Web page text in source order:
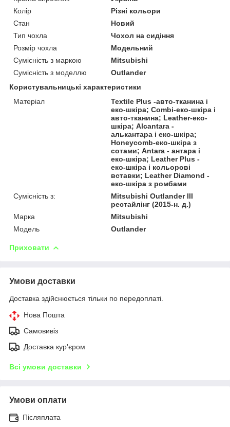
Колір
Різні кольори
Стан
Новий
Тип чохла
Чохол на сидіння
Розмір чохла
Модельний
Сумісність з маркою
Mitsubishi
Сумісність з моделлю
Outlander
Користувальницькі характеристики
Матеріал
Textile Plus -авто-тканина і
еко-шкіра; Combi-еко-шкіра і
авто-тканина; Leather-еко-
шкіра; Alcantara -
алькантара і еко-шкіра;
Honeycomb-еко-шкіра з
сотами; Antara - антара і
еко-шкіра; Leather Plus -
еко-шкіра і кольорові
вставки; Leather Diamond -
еко-шкіра з ромбами
Сумісність з:
Mitsubishi Outlander III
рестайлінг (2015-н. д.)
Марка
Mitsubishi
Модель
Outlander
Приховати
Умови доставки
Доставка здійснюється тільки по передоплаті.
Нова Пошта
Самовивіз
Доставка кур'єром
Всі умови доставки
Умови оплати
Післяплата